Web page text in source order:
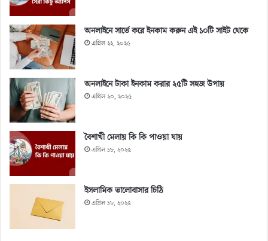
অনলাইনে সার্ভে করে ইনকাম করুন এই ১০টি সাইট থেকে
এপ্রিল ২২, ২০২৫
অনলাইনে টাকা ইনকাম করার ২৫টি সহজ উপায়
এপ্রিল ২০, ২০২৫
বৈশাখী মেলায় কি কি পাওয়া যায়
এপ্রিল ১৮, ২০২৫
ইসলামিক ভালোবাসার চিঠি
এপ্রিল ১৮, ২০২৫